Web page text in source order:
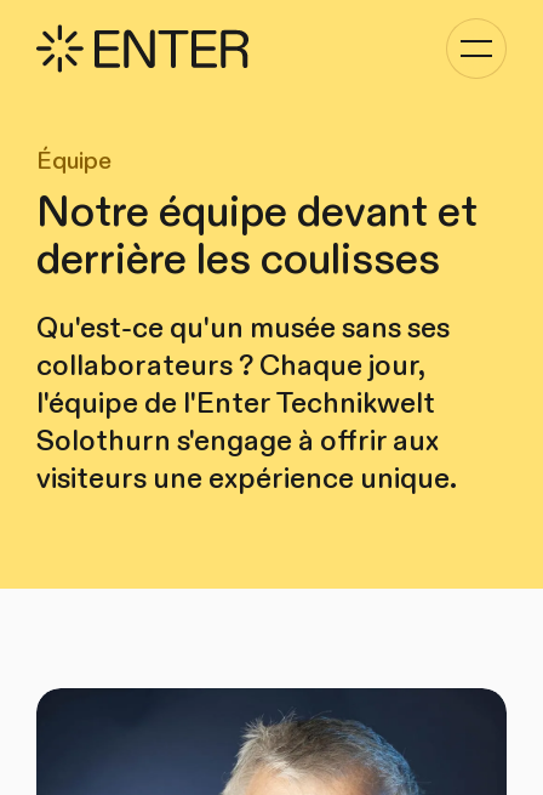
Basculer
la
Équipe
Notre équipe devant et
derrière les coulisses
Qu'est-ce qu'un musée sans ses
collaborateurs ? Chaque jour,
l'équipe de l'Enter Technikwelt
Solothurn s'engage à offrir aux
visiteurs une expérience unique.